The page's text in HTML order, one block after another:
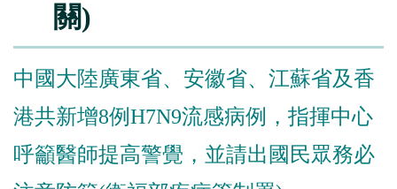
關)
中國大陸廣東省、安徽省、江蘇省及香
港共新增8例H7N9流感病例，指揮中心
呼籲醫師提高警覺，並請出國民眾務必